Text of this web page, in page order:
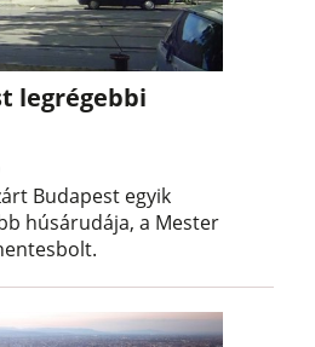
legrégebbi
Budapest egyik
húsárudája, a Mester